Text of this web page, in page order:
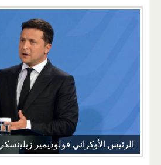
الرئيس الأوكراني فولوديمير